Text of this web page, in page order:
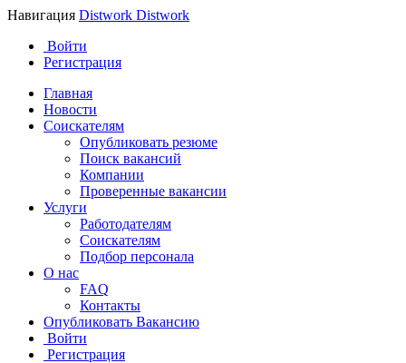
Навигация Distwork Distwork
Войти
Регистрация
Главная
Новости
Соискателям
Опубликовать резюме
Поиск вакансий
Компании
Проверенные вакансии
Услуги
Работодателям
Соискателям
Подбор персонала
О нас
FAQ
Контакты
Опубликовать Вакансию
Войти
Регистрация